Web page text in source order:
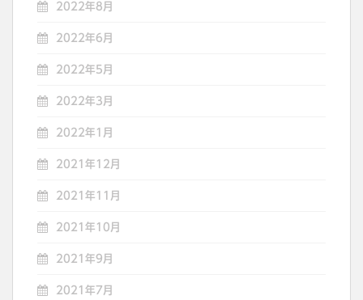
2022年8月
2022年6月
2022年5月
2022年3月
2022年1月
2021年12月
2021年11月
2021年10月
2021年9月
2021年7月